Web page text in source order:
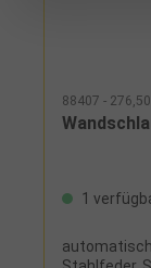
88407 -
1